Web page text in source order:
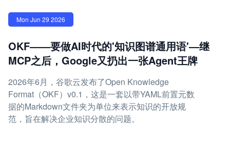
Mon Jun 29 2026
OKF——要做AI时代的'知识图谱通用语'—继
MCP之后，Google又扔出一张Agent王牌
2026年6月，谷歌云发布了Open Knowledge
Format（OKF）v0.1，这是一套以带YAML前置元数
据的Markdown文件夹为单位来表示知识的开放规
范，旨在解决企业知识分散的问题。